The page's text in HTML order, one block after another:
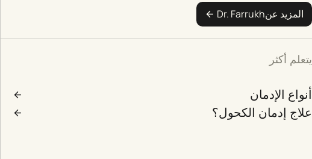
المزيد عنDr. Farrukh
يتعلم أكثر
أنواع الإدمان
علاج إدمان الكحول؟